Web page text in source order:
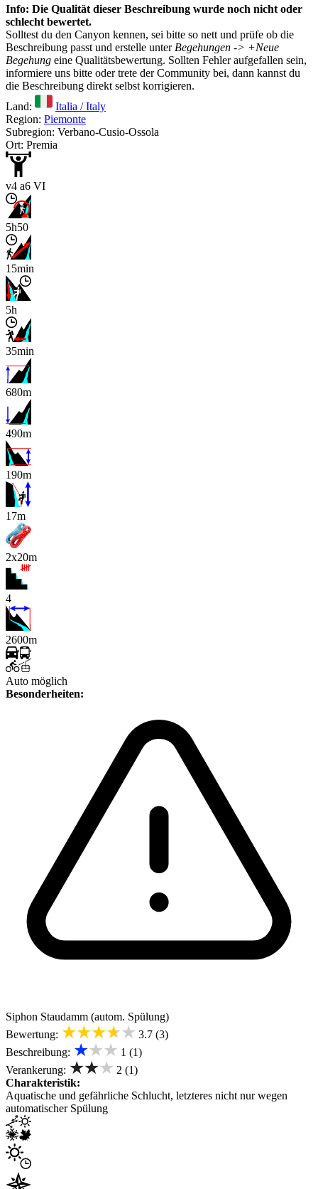
Info: Die Qualität dieser Beschreibung wurde noch nicht oder
schlecht bewertet.
Solltest du den Canyon kennen, sei bitte so nett und prüfe ob die
Beschreibung passt und erstelle unter Begehungen -> +Neue
Begehung eine Qualitätsbewertung. Sollten Fehler aufgefallen sein,
informiere uns bitte oder trete der Community bei, dann kannst du
die Beschreibung direkt selbst korrigieren.
Land:
Italia / Italy
Region: Piemonte
Subregion: Verbano-Cusio-Ossola
Ort: Premia
v4 a6 VI
5h50
15min
5h
35min
680m
490m
190m
x
17m
2x20m
4
2600m
Auto möglich
Besonderheiten:
Siphon Staudamm (autom. Spülung)
Bewertung: ★★★★★ 3.7 (3)
Beschreibung: ★★★ 1 (1)
Verankerung: ★★★ 2 (1)
Charakteristik:
Aquatische und gefährliche Schlucht, letzteres nicht nur wegen
automatischer Spülung